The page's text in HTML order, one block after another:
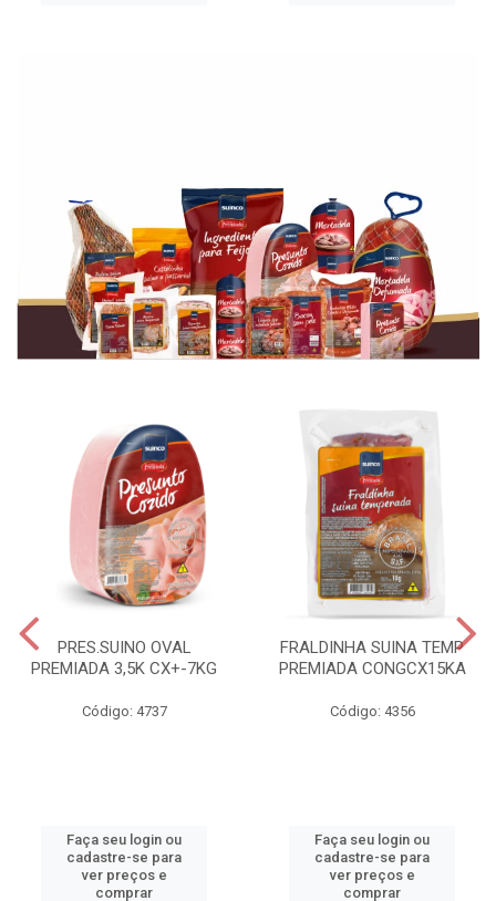
PRES.SUINO OVAL
PREMIADA 3,5K CX+-7KG
Código: 4737
Faça seu login ou
cadastre-se para
ver preços e
comprar
FRALDINHA SUINA TEMP
PREMIADA CONGCX15KA
Código: 4356
Faça seu login ou
cadastre-se para
ver preços e
comprar